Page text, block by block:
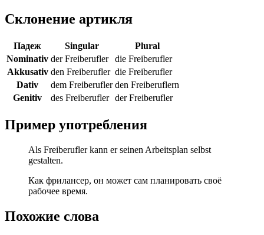
Склонение артикля
Падеж Singular
Plural
Nominativ der Freiberufler
die Freiberufler
Akkusativ den Freiberufler die Freiberufler
Dativ
dem Freiberufler den Freiberuflern
Genitiv
des Freiberufler der Freiberufler
Пример употребления
Als Freiberufler kann er seinen Arbeitsplan selbst
gestalten.
Как фрилансер, он может сам планировать своё
рабочее время.
Похожие слова